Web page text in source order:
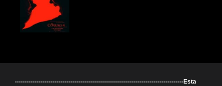
-------------------------------------------------------------------------------------Esta